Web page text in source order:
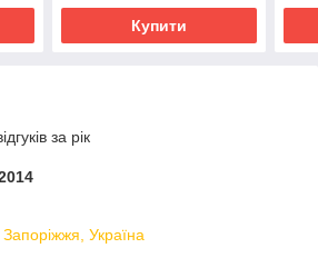
Купити
за рік
Україна